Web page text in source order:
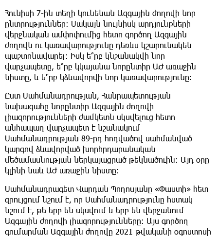
Հունիսի 7-ին տեղի կունենան Ազգային ժողովի նոր
ընտրություններ: Սակայն նույնիսկ արդյունքների
վերջնական ամփոփումից հետո գործող Ազգային
ժողովն ու կառավարությունը դեռևս կշարունակեն
պաշտոնավարել: Իսկ ե՞րբ կնշանակվի նոր
վարչապետը, ե՞րբ կկայանա նորընտիր ԱԺ առաջին
նիստը, և ե՞րբ կձևավորվի նոր կառավարությունը:
Ըստ Սահմանադրության, Հանրապետության
նախագահը նորընտիր Ազգային ժողովի
լիազորությունների ժամկետն սկսվելուց հետո
անհապաղ վարչապետ է նշանակում
Սահմանադրության 89-րդ հոդվածով սահմանված
կարգով ձևավորված խորհրդարանական
մեծամասնության ներկայացրած թեկնածուին: Այդ օրը
կլինի նաև ԱԺ առաջին նիստը:
Սահմանադրագետ Վարդան Պողոսյանը «Փաստի» հետ
զրույցում նշում է, որ Սահմանադրությունը հստակ
նշում է, թե երբ են սկսվում և երբ են վերջանում
Ազգային ժողովի լիազորությունները։ Այս գործող
գումարման Ազգային ժողովը 2021 թվականի օգոստոսի